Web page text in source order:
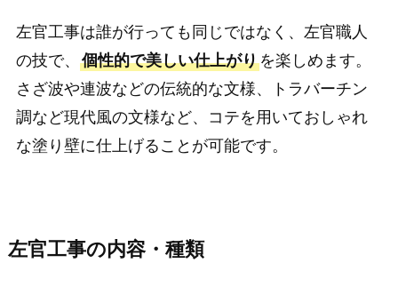
左官工事は誰が行っても同じではなく、左官職人
の技で、 個性的で美しい仕上がりを楽しめます。
さざ波や連波などの伝統的な文様、トラバーチン
調など現代風の文様など、コテを用いておしゃれ
な塗り壁に仕上げることが可能です。
左官工事の内容・種類